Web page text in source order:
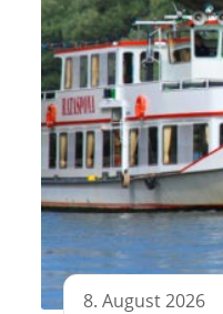
8. August 2026